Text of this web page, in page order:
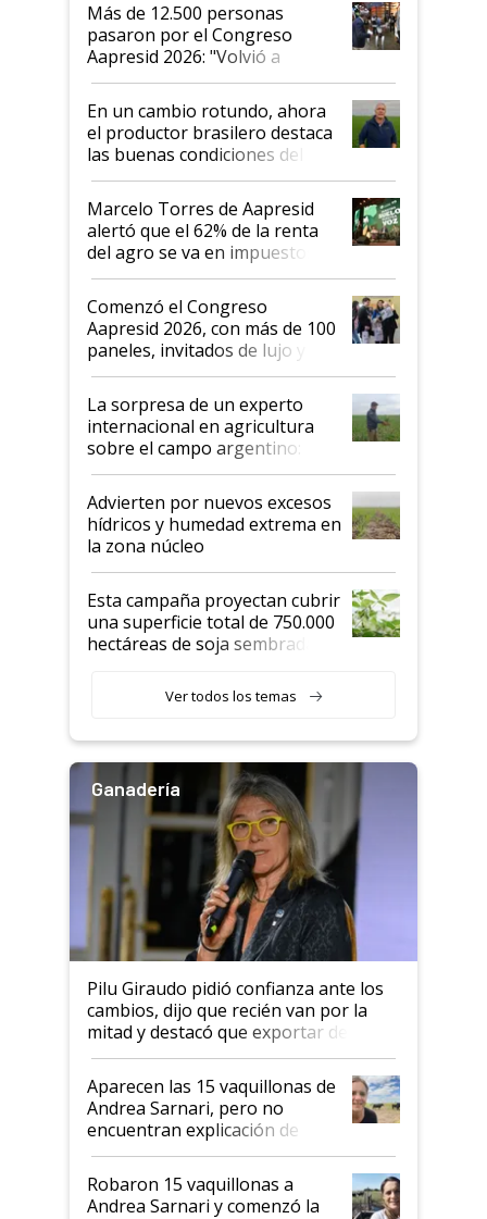
Más de 12.500 personas
pasaron por el Congreso
Aapresid 2026: "Volvió a
demostrar que hablar del
suelo es hablar de todo el
sistema productivo"
En un cambio rotundo, ahora
el productor brasilero destaca
las buenas condiciones del
agro argentino para invertir:
"Los veo más motivados"
Marcelo Torres de Aapresid
alertó que el 62% de la renta
del agro se va en impuestos:
"No es bueno que en
Argentina se sigan discutiendo
las mismas cosas de hace 50
años"
Comenzó el Congreso
Aapresid 2026, con más de 100
paneles, invitados de lujo y
todas las tendencias
La sorpresa de un experto
internacional en agricultura
sobre el campo argentino:
"Estoy muy impresionado"
Advierten por nuevos excesos
hídricos y humedad extrema en
la zona núcleo
Esta campaña proyectan cubrir
una superficie total de 750.000
hectáreas de soja sembradas
variedades que marcan un
salto tecnológico en genética y
Ver todos los temas
Ganadería
Pilu Giraudo pidió confianza ante los
cambios, dijo que recién van por la
mitad y destacó que exportar dejó de
ser "para unos pocos": "Tenemos un
mandato muy claro del gobierno
nacional"
Aparecen las 15 vaquillonas de
Andrea Sarnari, pero no
encuentran explicación de
cómo llegaron allí
Robaron 15 vaquillonas a
Andrea Sarnari y comenzó la